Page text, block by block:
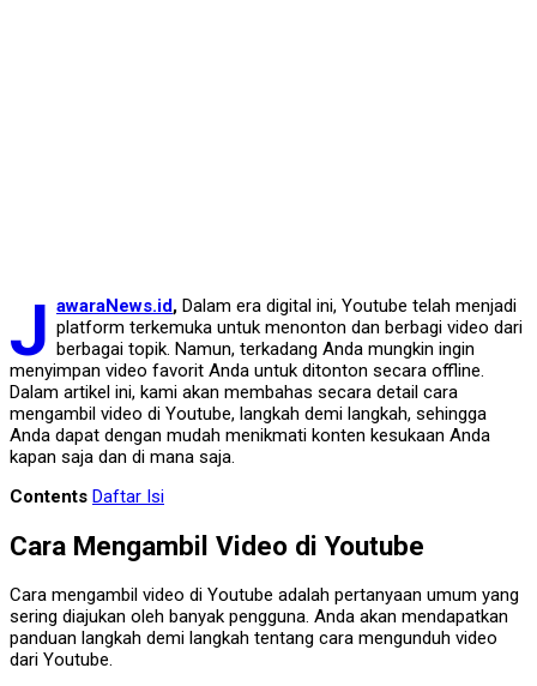
J awaraNews.id, Dalam era digital ini, Youtube telah menjadi
platform terkemuka untuk menonton dan berbagi video dari
berbagai topik. Namun, terkadang Anda mungkin ingin
menyimpan video favorit Anda untuk ditonton secara offline.
Dalam artikel ini, kami akan membahas secara detail cara
mengambil video di Youtube, langkah demi langkah, sehingga
Anda dapat dengan mudah menikmati konten kesukaan Anda
kapan saja dan di mana saja.
Contents Daftar Isi
Cara Mengambil Video di Youtube
Cara mengambil video di Youtube adalah pertanyaan umum yang
sering diajukan oleh banyak pengguna. Anda akan mendapatkan
panduan langkah demi langkah tentang cara mengunduh video
dari Youtube.